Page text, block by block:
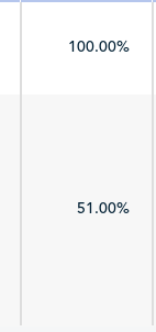
100.00%
51.00%